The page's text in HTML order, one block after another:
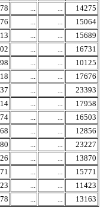
... ...
14275
... ...
15064
... ...
15689
... ...
16731
... ...
10125
... ...
17676
... ...
23393
... ...
17958
... ...
16503
... ...
12856
... ...
23227
... ...
13870
... ...
15771
... ...
11423
... ... 13163